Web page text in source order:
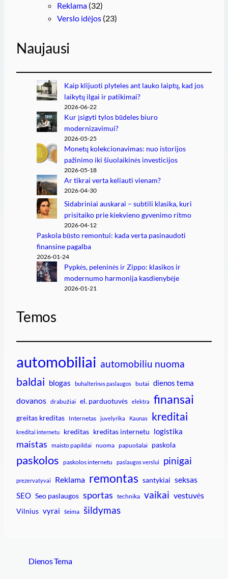
Reklama (32)
Verslo idėjos (23)
Naujausi
Kaip klijuoti plyteles ant lauko laiptų, kad jos
laikytų ilgai ir patikimai?
2026-06-22
Kur įsigyti tylos būdeles biuro
modernizavimui?
2026-05-25
Monetų kolekcionavimas: nuo istorijos
pažinimo iki šiuolaikinės investicijos
2026-05-18
Ar tikrai verta keliauti vienam?
2026-04-30
Sidabriniai auskarai – subtili klasika, kuri
prisitaiko prie kiekvieno gyvenimo ritmo
2026-04-12
Paskola būsto remontui: kada verta pasinaudoti
finansine pagalba
2026-01-24
Pypkės, peleninės ir Zippo: klasikos ir
modernumo harmonija kasdienybėje
2026-01-21
Temos
automobiliai automobiliu nuoma
baldai blogas buhalterinės paslaugos butai dienos tema
dovanos drabužiai el. parduotuvės elektra finansai
greitas kreditas Internetas juvelyrika Kaunas kreditai
kreditai internetu kreditas kreditas internetu logistika
maistas maisto papildai nuoma papuošalai paskola
paskolos paskolos internetu paslaugos verslui pinigai
prezervatyvai Reklama remontas santykiai seksas
SEO Seo paslaugos sportas technika vaikai vestuvės
Vilnius vyrai šeima šildymas
Dienos Tema